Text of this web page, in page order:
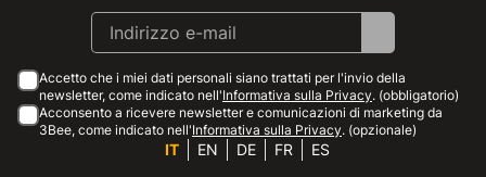
Accetto che i miei dati personali siano trattati per l'invio della
newsletter, come indicato nell'Informativa sulla Privacy. (obbligatorio)
Acconsento a ricevere newsletter e comunicazioni di marketing da
3Bee, come indicato nell'Informativa sulla Privacy. (opzionale)
IT EN DE FR ES